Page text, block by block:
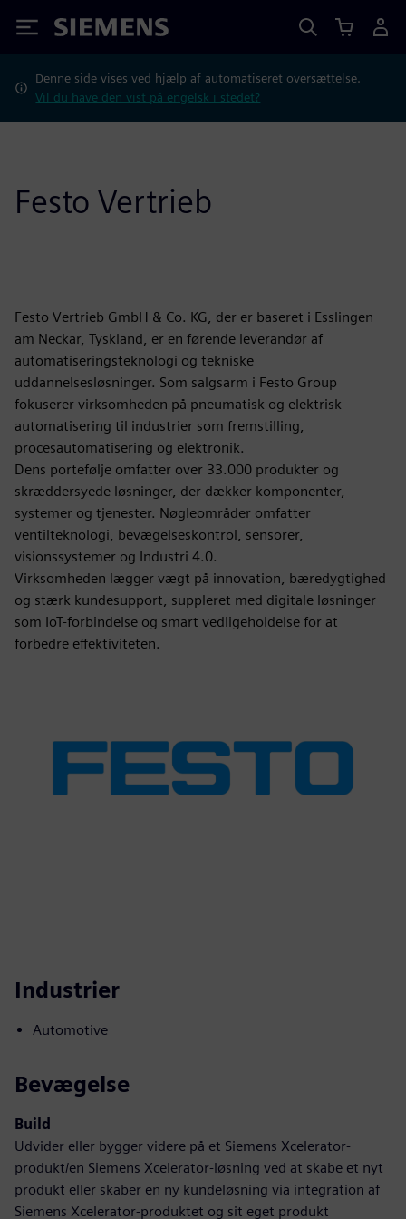
Siemens
Denne side vises ved hjælp af automatiseret oversættelse.
Vil du have den vist på engelsk i stedet?
Festo Vertrieb
Festo Vertrieb GmbH & Co. KG, der er baseret i Esslingen
am Neckar, Tyskland, er en førende leverandør af
automatiseringsteknologi og tekniske
uddannelsesløsninger. Som salgsarm i Festo Group
fokuserer virksomheden på pneumatisk og elektrisk
automatisering til industrier som fremstilling,
procesautomatisering og elektronik.
Dens portefølje omfatter over 33.000 produkter og
skræddersyede løsninger, der dækker komponenter,
systemer og tjenester. Nøgleområder omfatter
ventilteknologi, bevægelseskontrol, sensorer,
visionssystemer og Industri 4.0.
Virksomheden lægger vægt på innovation, bæredygtighed
og stærk kundesupport, suppleret med digitale løsninger
som IoT-forbindelse og smart vedligeholdelse for at
forbedre effektiviteten.
Industrier
Automotive
Bevægelse
Build
Udvider eller bygger videre på et Siemens Xcelerator-
produkt/en Siemens Xcelerator-løsning ved at skabe et nyt
produkt eller skaber en ny kundeløsning via integration af
Siemens Xcelerator-produktet og sit eget produkt